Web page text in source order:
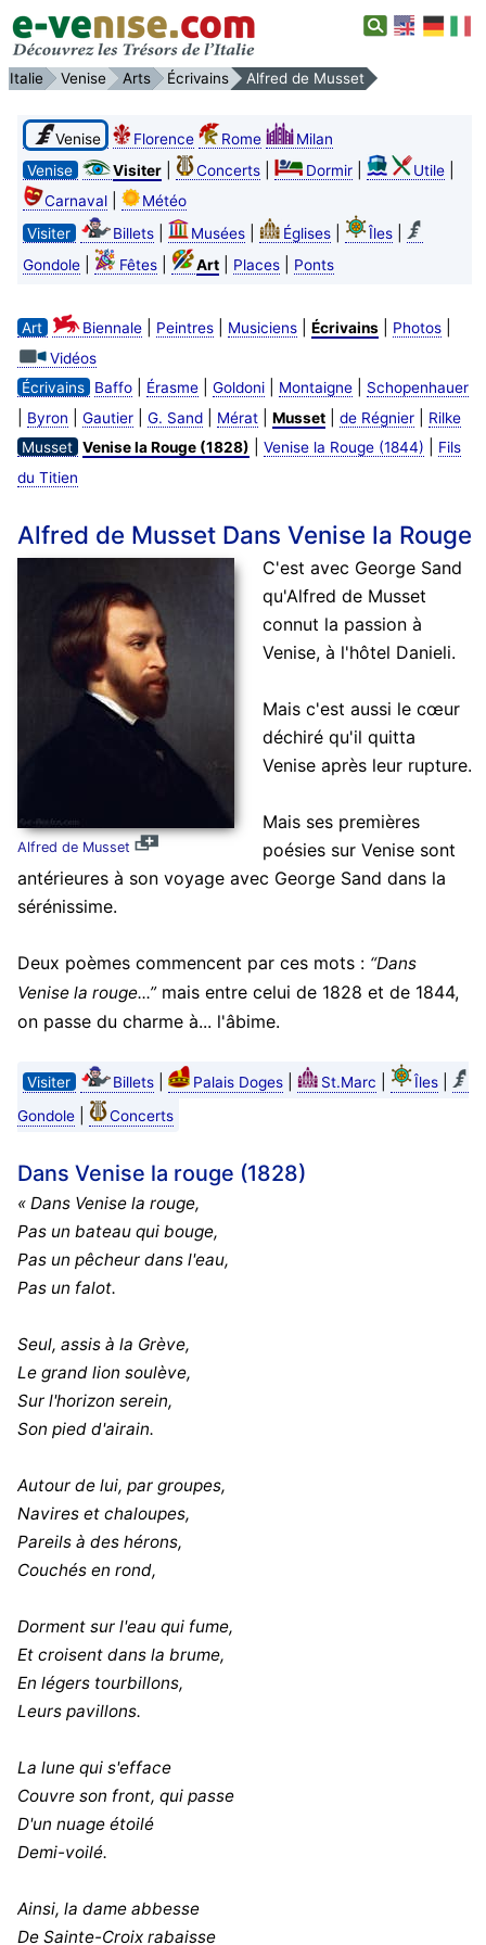
Italie Venise Arts Écrivains Alfred de Musset
Venise Florence Rome
Milan
Venise
Visiter| Concerts| Dormir| Utile|
Carnaval|
Météo
Visiter
Billets| Musées| Églises| Îles|
Gondole| Fêtes| Art| Places| Ponts
Art Biennale| Peintres| Musiciens| Écrivains| Photos|
Vidéos
Écrivains
Baffo| Érasme| Goldoni| Montaigne| Schopenhauer
Byron Gautier| G. Sand| Mérat| Musset| de Régnier|
Rilke
Musset Venise la Rouge (1828) Venise la Rouge (1844)
Fils
du Titien
Alfred de Musset Dans Venise la Rouge
Alfred de Musset
C'est avec George Sand
qu'Alfred de Musset
connut la passion à
Venise, à l'hôtel Danieli.
Mais c'est aussi le cœur
déchiré qu'il quitta
Venise après leur rupture.
Mais ses premières
poésies sur Venise sont
antérieures à son voyage avec George Sand dans la
sérénissime.
Deux poèmes commencent par ces mots : “Dans
Venise la rouge...”mais entre celui de 1828 et de 1844,
on passe du charme à... l'âbime.
Visiter Billets| Palais Doges| St.Marc Îles|
Gondole| Concerts
Dans Venise la rouge (1828)
« Dans Venise la rouge,
Pas un bateau qui bouge,
Pas un pêcheur dans l'eau,
Pas un falot.
Seul, assis à la Grève,
Le grand lion soulève,
Sur l'horizon serein,
Son pied d'airain.
Autour de lui, par groupes,
Navires et chaloupes,
Pareils à des hérons,
Couchés en rond,
Dorment sur l'eau qui fume,
Et croisent dans la brume,
En légers tourbillons,
Leurs pavillons.
La lune qui s'efface
Couvre son front, qui passe
D'un nuage étoilé
Demi-voilé.
Ainsi, la dame abbesse
De Sainte-Croix rabaisse